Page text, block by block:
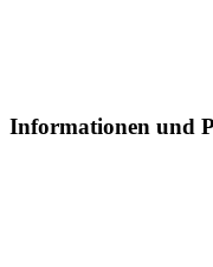
Informationen und